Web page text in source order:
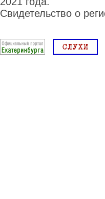
Свидетельство о